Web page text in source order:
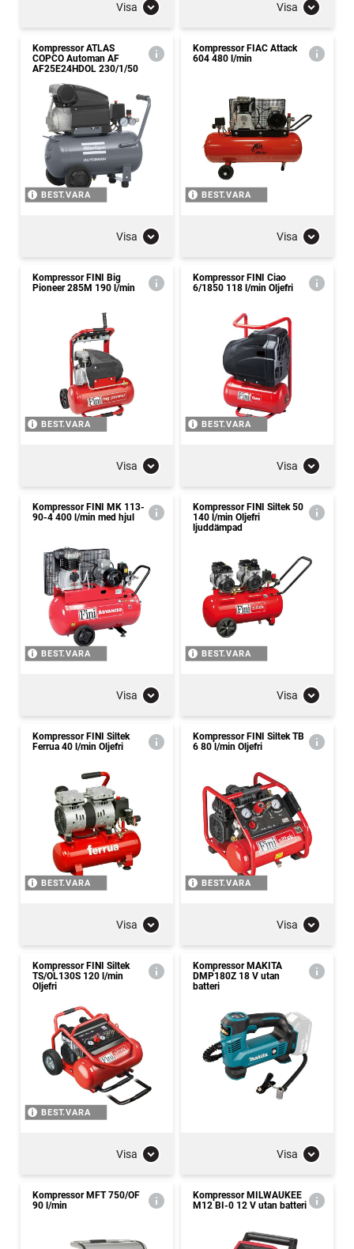
Visa Visa
Kompressor ATLAS
COPCO Automan AF
AF25E24HDOL 230/1/50
BEST.VARA
Visa
Kompressor FIAC Attack
604 480 l/min
BEST.VARA
Visa
Kompressor FINI Big
Pioneer 285M 190 l/min
BEST.VARA
Visa
Kompressor FINI Ciao
6/1850 118 l/min Oljefri
BEST.VARA
Visa
Kompressor FINI MK 113-
90-4 400 l/min med hjul
BEST.VARA
Visa
Kompressor FINI Siltek 50
140 l/min Oljefri
ljuddämpad
BEST.VARA
Visa
Kompressor FINI Siltek
Ferrua 40 l/min Oljefri
BEST.VARA
Visa
Kompressor FINI Siltek TB
6 80 l/min Oljefri
BEST.VARA
Visa
Kompressor FINI Siltek
TS/OL130S 120 l/min
Oljefri
BEST.VARA
Visa
Kompressor MAKITA
DMP180Z 18 V utan
batteri
Visa
Kompressor MFT 750/OF
90 l/min
Kompressor MILWAUKEE
M12 BI-0 12 V utan batteri